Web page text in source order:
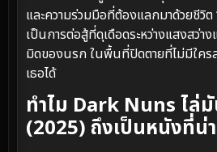
และความร่วมมือที่ต้องแลกมาด้วยชีวิ
เป็นการต่อสู้ที่ดุเดือดระหว่างแสงสว่า
มิดของนรก ในพื้นที่ปิดตายที่ไม่มีใคร
เธอได้
ทำไม Dark Nuns ไล่
(2025) ถึงเป็นหนังที่น่